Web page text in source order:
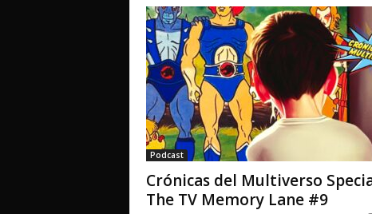
Podcast
Crónicas del Multiverso
The TV Memory Lane #9